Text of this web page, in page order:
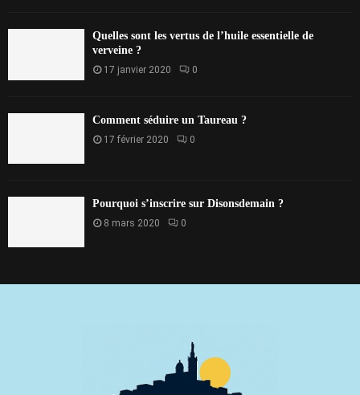
Quelles sont les vertus de l’huile essentielle de
verveine ?
17 janvier 2020 0
Comment séduire un Taureau ?
17 février 2020 0
Pourquoi s’inscrire sur Disonsdemain ?
8 mars 2020 0